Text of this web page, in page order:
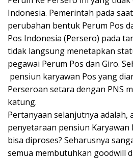
Indonesia. Pemerintah pada
perubahan bentuk Perum Pos
Pos Indonesia (Persero) pada
tidak langsung menetapkan
pegawai Perum Pos dan Giro.
pensiun karyawan Pos yang
Perseroan setara dengan PNS
katung.
Pertanyaan selanjutnya adalah,
penyetaraan pensiun Karyawan
bisa diproses? Seharusnya
semua membutuhkan goodwill